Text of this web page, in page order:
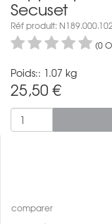
Secuset
Réf produit:
(0
Poids:: 1.07 kg
25,50 €
comparer